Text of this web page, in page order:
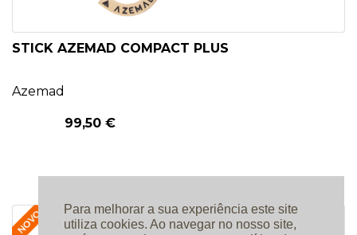
Para melhorar a sua experiência este site
utiliza cookies. Ao navegar no nosso site,
STICK AZEMAD COMPACT PLUS
Azemad
99,50 €